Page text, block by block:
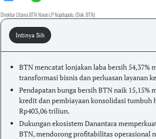
Direktur Utama BTN Nixon LP Napitupulu. (Dok. BTN)
Intinya Sih
BTN mencatat lonjakan laba bersih 54,37%
transformasi bisnis dan perluasan layanan
Pendapatan bunga bersih BTN naik
kredit dan pembiayaan konsolidasi tumbuh
Rp403,06 triliun.
Dukungan ekosistem Danantara
BTN, mendorong profitabilitas operasional